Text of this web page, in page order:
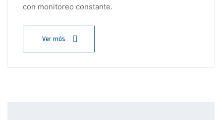
con monitoreo constante.
Ver más